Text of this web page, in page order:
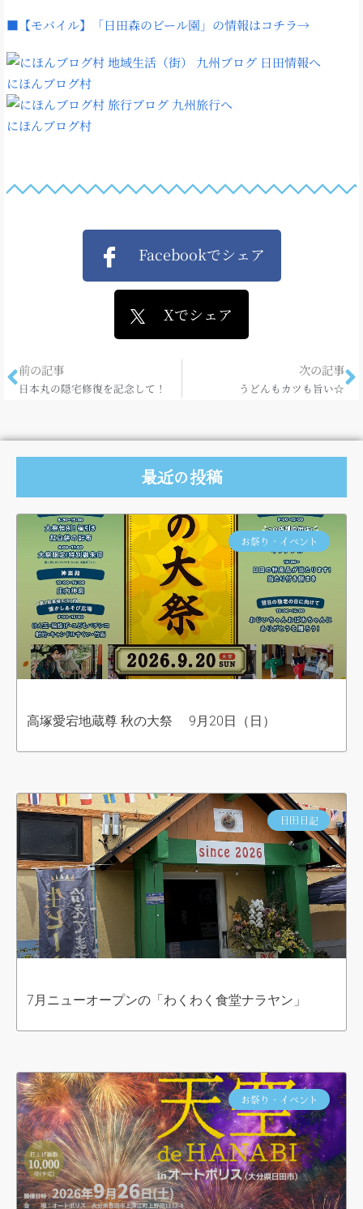
■【モバイル】「日田森のビール園」の情報はコチラ→
にほんブログ村
にほんブログ村
Facebookでシェア
Xでシェア
前の記事
日本丸の隠宅修復を記念して！
次の記事
うどんもカツも旨い☆
最近の投稿
お祭り・イベント
高塚愛宕地蔵尊 秋の大祭 9月20日（日）
日田日記
7月ニューオープンの「わくわく食堂ナラヤン」
お祭り・イベント